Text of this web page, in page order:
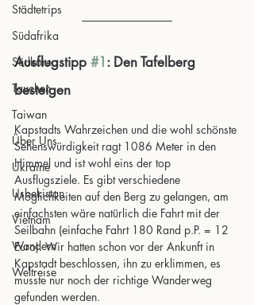
Städtetrips
Südafrika
Südkorea
Tauchen
Taiwan
Über Uns
Ukraine
Usbekistan
Vietnam
Wandern
Weltreise
Ausflugstipp #1: Den Tafelberg
besteigen
Kapstadts Wahrzeichen und die wohl schönste
Sehenswürdigkeit ragt 1086 Meter in den
Himmel und ist wohl eins der top
Ausflugsziele. Es gibt verschiedene
Möglichkeiten auf den Berg zu gelangen, am
einfachsten wäre natürlich die Fahrt mit der
Seilbahn (einfache Fahrt 180 Rand p.P. = 12
Euro). Wir hatten schon vor der Ankunft in
Kapstadt beschlossen, ihn zu erklimmen, es
musste nur noch der richtige Wanderweg
gefunden werden.